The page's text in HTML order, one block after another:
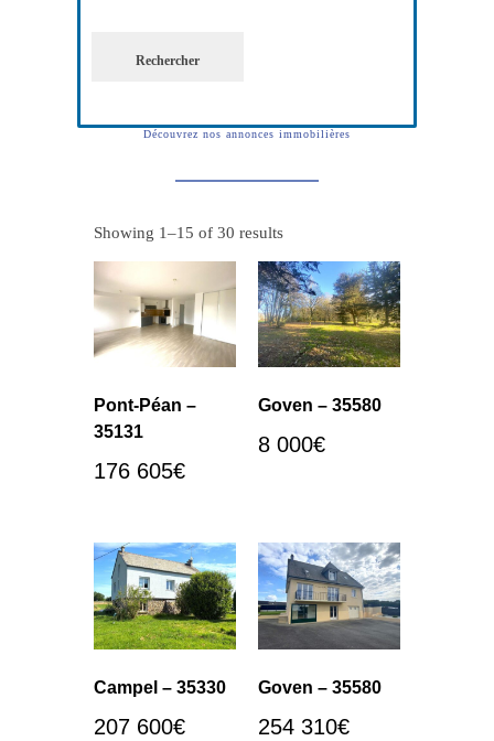
Rechercher
Découvrez nos annonces immobilières
Showing 1–15 of 30 results
Pont-Péan –
35131
176 605€
Goven – 35580
8 000€
Campel – 35330
207 600€
Goven – 35580
254 310€